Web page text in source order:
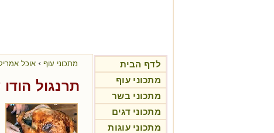
לדף הבית
מתכוני עוף
מתכוני בשר
מתכוני דגים
מתכוני עוגות
מתכוני עוף › אוכל
תרנגול